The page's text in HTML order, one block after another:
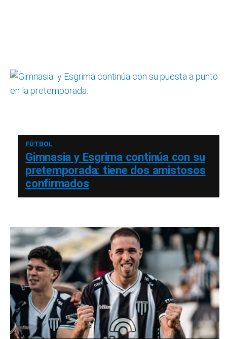
FÚTBOL
Gimnasia y Esgrima continúa con su
pretemporada: tiene dos amistosos
confirmados